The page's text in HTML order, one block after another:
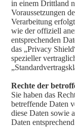
in einem Drittland
Voraussetzungen
Verarbeitung
wie der offiziell
entsprechenden
das „Privacy
spezieller
Rechte der
Sie haben das
betreffende Daten
diese Daten sowie
Daten